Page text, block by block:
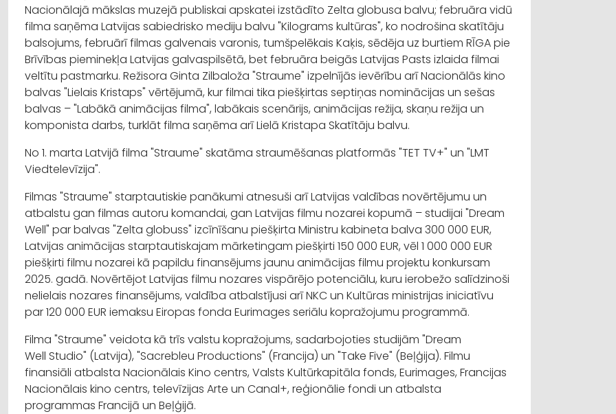
Nacionālajā mākslas muzejā publiskai apskatei izstādīto Zelta globusa balvu; februāra vidū
filma saņēma Latvijas sabiedrisko mediju balvu "Kilograms kultūras", ko nodrošina skatītāju
balsojums, februārī filmas galvenais varonis, tumšpelēkais Kaķis, sēdēja uz burtiem RĪGA pie
Brīvības pieminekļa Latvijas galvaspilsētā, bet februāra beigās Latvijas Pasts izlaida filmai
veltītu pastmarku. Režisora Ginta Zilbaloža "Straume" izpelnījās ievērību arī Nacionālās kino
balvas "Lielais Kristaps" vērtējumā, kur filmai tika piešķirtas septiņas nominācijas un sešas
balvas – "Labākā animācijas filma", labākais scenārijs, animācijas režija, skaņu režija un
komponista darbs, turklāt filma saņēma arī Lielā Kristapa Skatītāju balvu.
No 1. marta Latvijā filma "Straume" skatāma straumēšanas platformās "TET TV+" un "LMT
Viedtelevīzija".
Filmas "Straume" starptautiskie panākumi atnesuši arī Latvijas valdības novērtējumu un
atbalstu gan filmas autoru komandai, gan Latvijas filmu nozarei kopumā – studijai "Dream
Well" par balvas "Zelta globuss" izcīnīšanu piešķirta Ministru kabineta balva 300 000 EUR,
Latvijas animācijas starptautiskajam mārketingam piešķirti 150 000 EUR, vēl 1 000 000 EUR
piešķirti filmu nozarei kā papildu finansējums jaunu animācijas filmu projektu konkursam
2025. gadā. Novērtējot Latvijas filmu nozares vispārējo potenciālu, kuru ierobežo salīdzinoši
nelielais nozares finansējums, valdība atbalstījusi arī NKC un Kultūras ministrijas iniciatīvu
par 120 000 EUR iemaksu Eiropas fonda Eurimages seriālu kopražojumu programmā.
Filma "Straume" veidota kā trīs valstu kopražojums, sadarbojoties studijām "Dream
Well Studio" (Latvija), "Sacrebleu Productions" (Francija) un "Take Five" (Beļģija). Filmu
finansiāli atbalsta Nacionālais Kino centrs, Valsts Kultūrkapitāla fonds, Eurimages, Francijas
Nacionālais kino centrs, televīzijas Arte un Canal+, reģionālie fondi un atbalsta
programmas Francijā un Beļģijā.